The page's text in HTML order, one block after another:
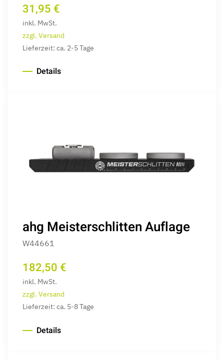
31,95 €
inkl. MwSt.
zzgl. Versand
Lieferzeit: ca. 2-5 Tage
Details
ahg Meisterschlitten Auflage
W44661
182,50 €
inkl. MwSt.
zzgl. Versand
Lieferzeit: ca. 5-8 Tage
Details